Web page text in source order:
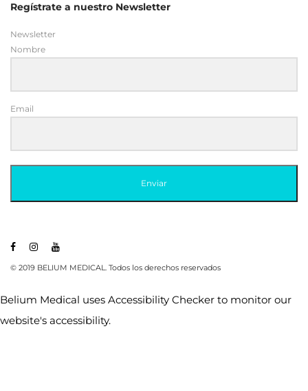
Regístrate a nuestro Newsletter
Newsletter
Nombre
Email
Enviar
© 2019 BELIUM MEDICAL. Todos los derechos reservados
Belium Medical uses Accessibility Checker to monitor our
website's accessibility.